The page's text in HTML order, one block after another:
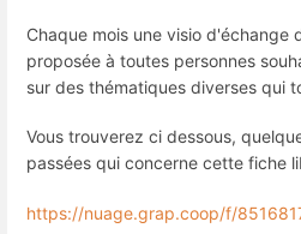
Chaque mois une visio d'échange
proposée à toutes personnes
sur des thématiques diverses qui
Vous trouverez ci dessous,
passées qui concerne cette fiche
https://nuage.grap.coop/f/